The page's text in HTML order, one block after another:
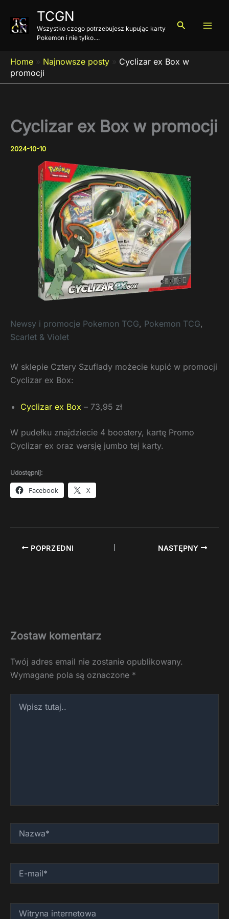
treści
TCGN
Wszystko czego potrzebujesz kupując karty
Pokemon i nie tylko....
Szukaj
Home » Najnowsze posty » Cyclizar ex Box w
promocji
Cyclizar ex Box w promocji
2024-10-10
Newsy i promocje Pokemon TCG, Pokemon TCG,
Scarlet & Violet
W sklepie Cztery Szuflady możecie kupić w promocji
Cyclizar ex Box:
Cyclizar ex Box – 73,95 zł
W pudełku znajdziecie 4 boostery, kartę Promo
Cyclizar ex oraz wersję jumbo tej karty.
Udostępnij:
Facebook X
POPRZEDNI NASTĘPNY
Zostaw komentarz
Twój adres email nie zostanie opublikowany.
Wymagane pola są oznaczone *
tutaj..
mail*